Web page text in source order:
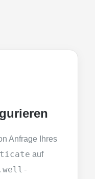
Anfrage Ihres
auf
.well-